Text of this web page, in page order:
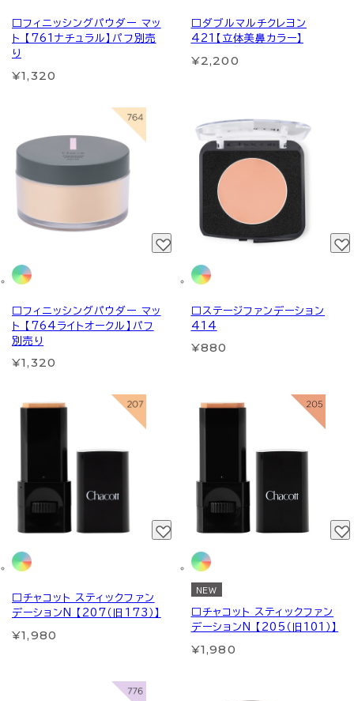
□フィニッシングパウダー マッ
ト 【761ナチュラル】パフ別売
り
¥1,320
□ダブルマルチクレヨン
421【立体美鼻カラー】
¥2,200
□フィニッシングパウダー マッ
ト 【764ライトオークル】パフ
別売り
¥1,320
□ステージファンデーション
414
¥880
□チャコット スティックファン
デーションN 【207（旧173）】
¥1,980
NEW
□チャコット スティックファン
デーションN 【205（旧101）】
¥1,980